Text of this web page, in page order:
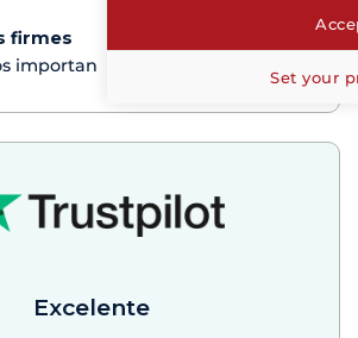
firmes
importan
Excelente
Set your